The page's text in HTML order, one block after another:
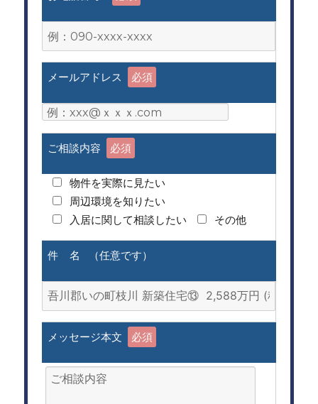
メールアドレス 必須
ご相談内容 必須
物件を実際に見たい
周辺環境を知りたい
入居に関して相談したい
その他
件 名 （任意です）
メッセージ本文 必須